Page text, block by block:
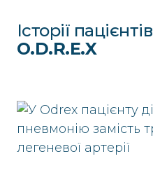
Історії пацієнтів
O.D.R.E.X